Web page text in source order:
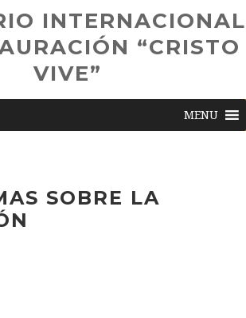
INTERNACIONAL
“CRISTO
VIVE”
MENU
SOBRE LA